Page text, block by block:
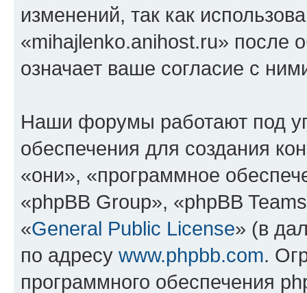
изменений, так как
«mihajlenko.anihost.ru» после
означает ваше согласие с
Наши форумы работают под
обеспечения для создания
«они», «программное
«phpBB Group», «phpBB
«General Public License» (в
по адресу www.phpbb.com.
программного обеспечения